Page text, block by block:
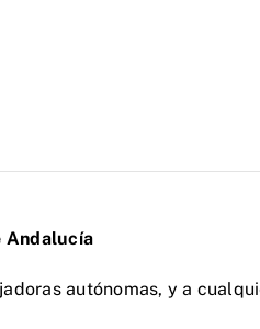
Andalucía
autónomas, y a